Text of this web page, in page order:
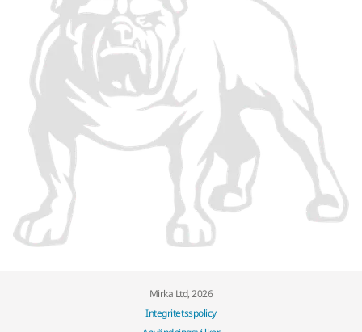
Mirka Ltd, 2026
Integritetsspolicy